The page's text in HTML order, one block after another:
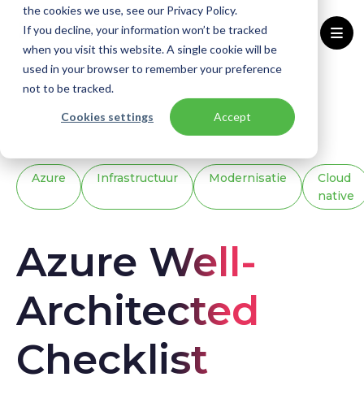
the cookies we use, see our Privacy Policy.
If you decline, your information won’t be tracked
when you visit this website. A single cookie will be
used in your browser to remember your preference
not to be tracked.
Cookies settings Accept
Home Kennisbank
Downloads
Azure Infrastructuur Modernisatie
Cloud
native
Azure Well-
Architected
Checklist